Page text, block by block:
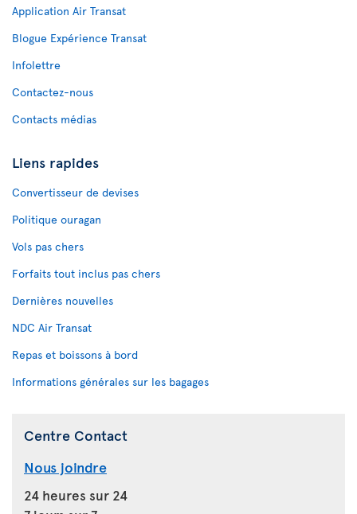
Application Air Transat
Blogue Expérience Transat
Infolettre
Contactez-nous
Contacts médias
Liens rapides
Convertisseur de devises
Politique ouragan
Vols pas chers
Forfaits tout inclus pas chers
Dernières nouvelles
NDC Air Transat
Repas et boissons à bord
Informations générales sur les bagages
Centre Contact
Nous joindre
24 heures sur 24